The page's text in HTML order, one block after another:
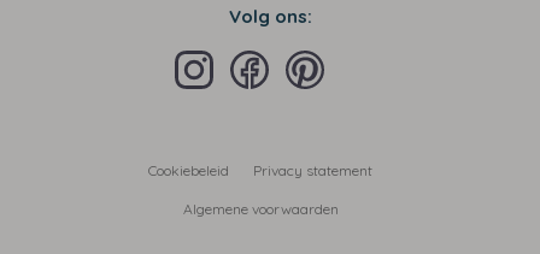
Volg ons:
Cookiebeleid Privacy statement
Algemene voorwaarden